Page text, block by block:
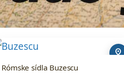
pin_drop
Rómske sídla Buzescu